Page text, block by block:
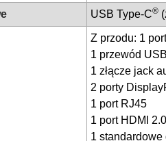
USB Type-C®
Z przodu: 1
1 przewód
1 złącze jack
2 porty
1 port RJ45
1 port HDMI 2.0
1